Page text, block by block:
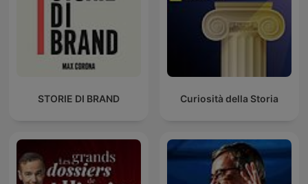
STORIE DI BRAND Curiosità della Storia